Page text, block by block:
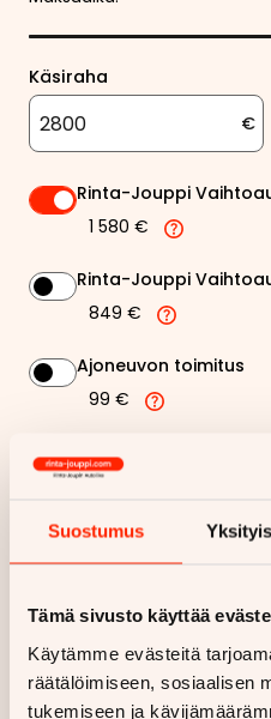
Suostumus
Tämä sivusto käyttää
Käytämme evästeitä
räätälöimiseen, sosiaalisen
tukemiseen ja
Käsiraha
€
Rinta-Jouppi
1 580 €
Rinta-Jouppi
849 €
Ajoneuvon toimitus
99 €
Rinta-Jouppi
99 €
Näytähintaerittely
Haluan myös